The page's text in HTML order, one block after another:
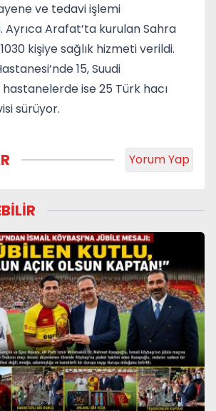
ve tedavi işlemi
Arafat’ta kurulan Sahra
kişiye sağlık hizmeti verildi.
15, Suudi
ise 25 Türk hacı
sürüyor.
Yorum Yap